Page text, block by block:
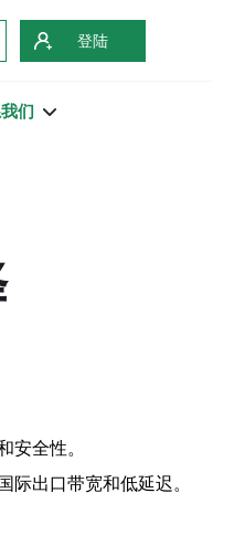
登陆
们
安全性。
出口带宽和低延迟。